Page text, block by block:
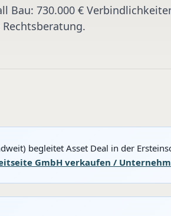
Bau: 730.000 €
begleitet Asset Deal in der
GmbH verkaufen /